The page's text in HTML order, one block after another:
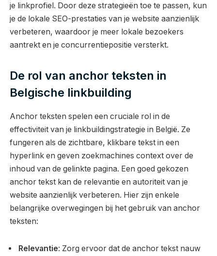
je linkprofiel. Door deze strategieën toe te passen, kun
je de lokale SEO-prestaties van je website aanzienlijk
verbeteren, waardoor je meer lokale bezoekers
aantrekt en je concurrentiepositie versterkt.
De rol van anchor teksten in
Belgische linkbuilding
Anchor teksten spelen een cruciale rol in de
effectiviteit van je linkbuildingstrategie in België. Ze
fungeren als de zichtbare, klikbare tekst in een
hyperlink en geven zoekmachines context over de
inhoud van de gelinkte pagina. Een goed gekozen
anchor tekst kan de relevantie en autoriteit van je
website aanzienlijk verbeteren. Hier zijn enkele
belangrijke overwegingen bij het gebruik van anchor
teksten:
Relevantie: Zorg ervoor dat de anchor tekst nauw